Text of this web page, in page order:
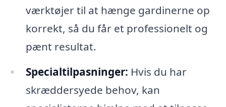
værktøjer til at hænge gardinerne op
korrekt, så du får et professionelt og
pænt resultat.
Specialtilpasninger: Hvis du har
skræddersyede behov, kan